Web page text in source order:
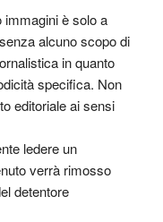
immagini è solo a
alcuno scopo di
in quanto
specifica. Non
editoriale ai sensi
ledere un
verrà rimosso
detentore